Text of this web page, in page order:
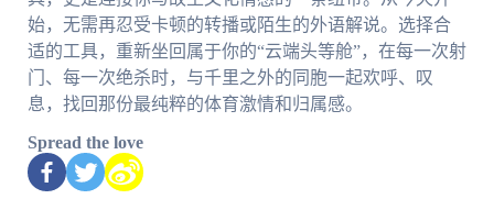
始，无需再忍受卡顿的转播或陌生的外语解说。选择合
适的工具，重新坐回属于你的“云端头等舱”，在每一次射
门、每一次绝杀时，与千里之外的同胞一起欢呼、叹
息，找回那份最纯粹的体育激情和归属感。
Spread the love